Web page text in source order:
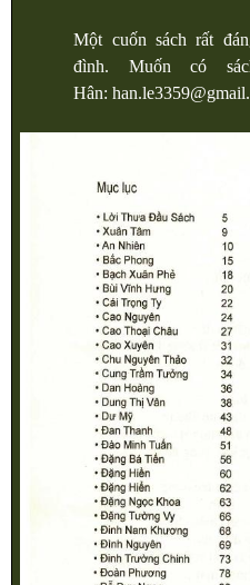
Một cuốn sách rất
đình. Muốn có
Hân: